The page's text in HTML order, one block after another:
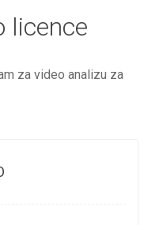
licence
za video analizu za